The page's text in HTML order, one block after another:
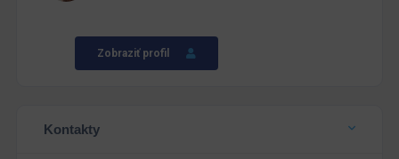
Zobraziť profil
Kontakty